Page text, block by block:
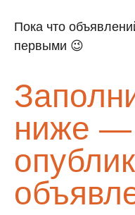
Пока что
первыми 😉
ниже